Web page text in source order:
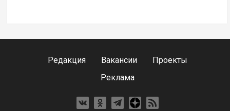
Редакция Вакансии
Проекты
Реклама